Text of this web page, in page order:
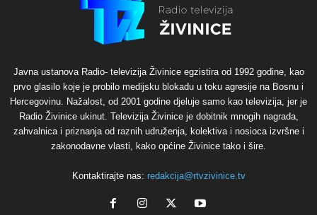
Javna ustanova Radio- televizija Živinice egzistira od 1992 godine, kao
prvo glasilo koje je probilo medijsku blokadu u toku agresije na Bosnu i
Hercegovinu. Nažalost, od 2001 godine djeluje samo kao televizija, jer je
Radio Živinice ukinut. Televizija Živinice je dobitnik mnogih nagrada,
zahvalnica i priznanja od raznih udruženja, kolektiva i nosioca izvršne i
zakonodavne vlasti, kako općine Živinice tako i šire.
Kontaktirajte nas: redakcija@rtvzivinice.tv